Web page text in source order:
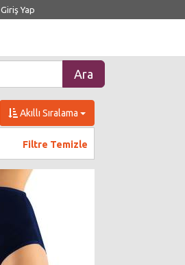
Giriş Yap
Akıllı Sıralama
Filtre Temizle